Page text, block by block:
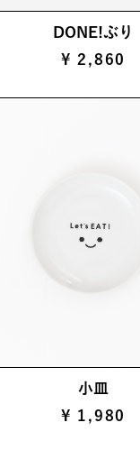
DONE!ぶり
¥ 2,860
小皿
¥ 1,980